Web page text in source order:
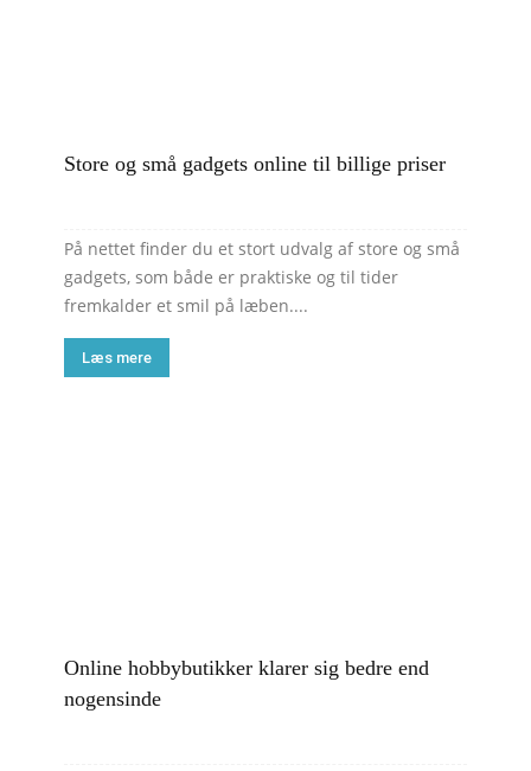
Store og små gadgets online til billige priser
På nettet finder du et stort udvalg af store og små
gadgets, som både er praktiske og til tider
fremkalder et smil på læben....
Læs mere
Online hobbybutikker klarer sig bedre end
nogensinde